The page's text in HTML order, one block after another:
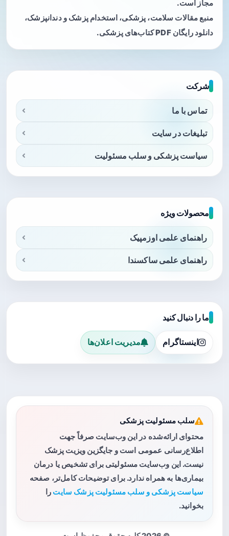
مجاز است.
منبع مقالات سلامت، پزشکی، استخدام پزشک و دندانپزشک،
دانلود رایگان PDF کتاب‌های پزشکی.
شرکت
تماس با ما
تبلیغات در سایت
سیاست پزشکی و سلب مسئولیت
محصولات ویژه
راهنمای علمی اوزمپیک
راهنمای علمی ساکسندا
ما را دنبال کنید
اینستاگرام مدیریت اعلان‌ها
سلب مسئولیت پزشکی
محتوای ارائه‌شده در این وب‌سایت صرفاً جهت
اطلاع‌رسانی عمومی است و جایگزین ویزیت پزشک
نیست. این وب‌سایت مسئولیتی برای تشخیص یا درمان
بیماری‌ها به همراه ندارد. برای توضیحات کامل‌تر، صفحه
سیاست پزشکی و سلب مسئولیت پزشک سایت را
بخوانید.